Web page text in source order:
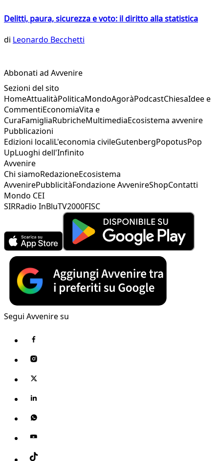
Delitti, paura, sicurezza e voto: il diritto alla statistica
di Leonardo Becchetti
Abbonati ad Avvenire
Sezioni del sito
HomeAttualitàPoliticaMondoAgoràPodcastChiesaIdee e
CommentiEconomiaVita e
CuraFamigliaRubricheMultimediaEcosistema avvenire
Pubblicazioni
Edizioni localiL'economia civileGutenbergPopotusPop
UpLuoghi dell'Infinito
Avvenire
Chi siamoRedazioneEcosistema
AvvenirePubblicitàFondazione AvvenireShopContatti
Mondo CEI
SIRRadio InBluTV2000FISC
Segui Avvenire su